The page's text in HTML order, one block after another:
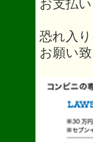
お支払
恐れ入
お願い